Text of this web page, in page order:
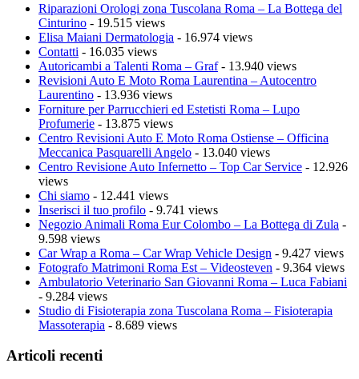
Riparazioni Orologi zona Tuscolana Roma – La Bottega del
Cinturino - 19.515 views
Elisa Maiani Dermatologia - 16.974 views
Contatti - 16.035 views
Autoricambi a Talenti Roma – Graf- 13.940 views
Revisioni Auto E Moto Roma Laurentina – Autocentro
Laurentino - 13.936 views
Forniture per Parrucchieri ed Estetisti Roma – Lupo
Profumerie - 13.875 views
Centro Revisioni Auto E Moto Roma Ostiense – Officina
Meccanica Pasquarelli Angelo - 13.040 views
Centro Revisione Auto Infernetto – Top Car Service - 12.926
views
Chi siamo - 12.441 views
Inserisci il tuo profilo - 9.741 views
Negozio Animali Roma Eur Colombo – La Bottega di Zula -
9.598 views
Car Wrap a Roma – Car Wrap Vehicle Design - 9.427 views
Fotografo Matrimoni Roma Est – Videosteven - 9.364 views
Ambulatorio Veterinario San Giovanni Roma – Luca Fabiani
- 9.284 views
Studio di Fisioterapia zona Tuscolana Roma – Fisioterapia
Massoterapia - 8.689 views
Articoli recenti